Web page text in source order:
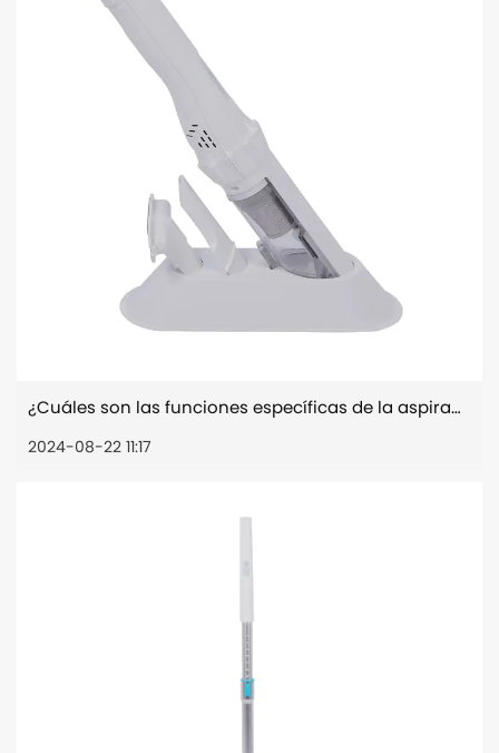
¿Cuáles son las funciones específicas de la aspiradora inalámbrica de mano?
2024-08-22 11:17